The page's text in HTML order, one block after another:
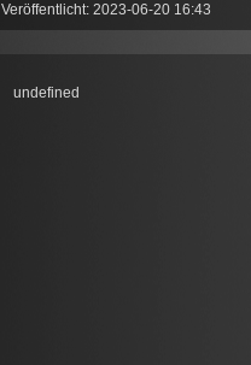
Veröffentlicht: 2023-06-20 16:43
undefined